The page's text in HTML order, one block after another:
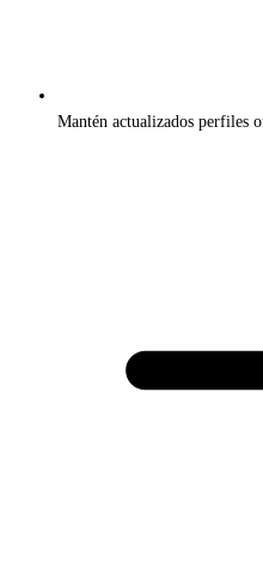
Mantén actualizados perfiles